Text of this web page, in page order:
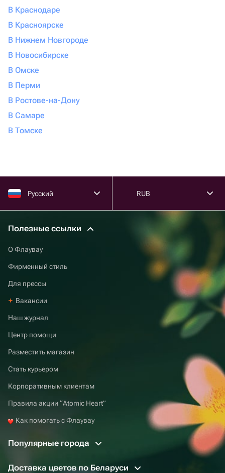
В Краснодаре
В Красноярске
В Нижнем Новгороде
В Новосибирске
В Омске
В Перми
В Ростове-на-Дону
В Самаре
В Томске
Русский RUB
Полезные ссылки
О Флаувау
Фирменный стиль
Для прессы
Вакансии
Наш журнал
Центр помощи
Разместить магазин
Стать курьером
Корпоративным клиентам
Правила акции “Atomic Heart”
Как помогать с Флаувау
Популярные города
Доставка цветов по Беларуси